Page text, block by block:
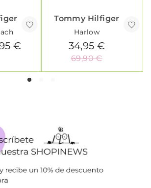
€
Tommy Hilfiger
Harlow
34,95 €
69,90 €